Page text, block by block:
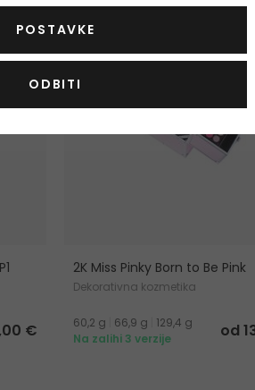
€
2K Miss Pinky Born to Be Pink
Dekorativna kozmetika
60,2 g 66,9 g
129,4 g
Na zalihi 3 verzije
od
POSTAVKE
ODBITI